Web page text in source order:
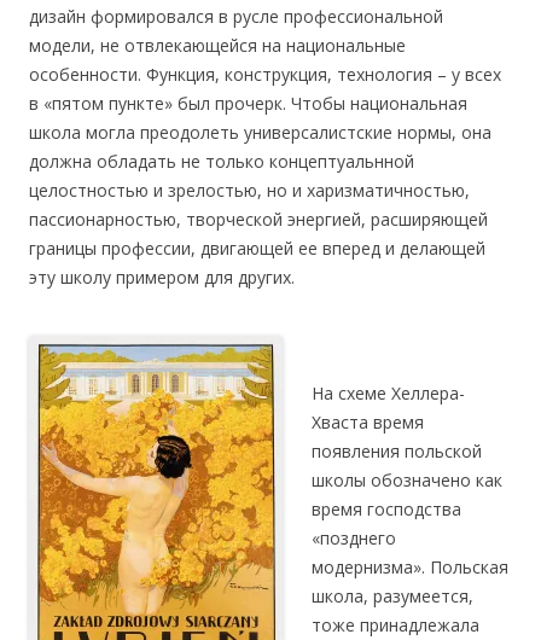
дизайн формировался в русле профессиональной
модели, не отвлекающейся на национальные
особенности. Функция, конструкция, технология – у всех
в «пятом пункте» был прочерк. Чтобы национальная
школа могла преодолеть универсалистские нормы, она
должна обладать не только концептуальнной
целостностью и зрелостью, но и харизматичностью,
пассионарностью, творческой энергией, расширяющей
границы профессии, двигающей ее вперед и делающей
эту школу примером для других.
На схеме Хеллера-
Хваста время
появления польской
школы обозначено как
время господства
«позднего
модернизма». Польская
школа, разумеется,
тоже принадлежала